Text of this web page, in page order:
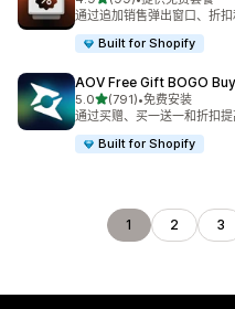
总共 99 条评论
通过追加销售弹出窗口、折
Built for Shopify
AOV Free Gift BOGO
5.0星（满分 5 星）
(791)
总共 791 条评论
•免费安装
通过买赠、买一送一和折扣
Built for Shopify
1 2 3